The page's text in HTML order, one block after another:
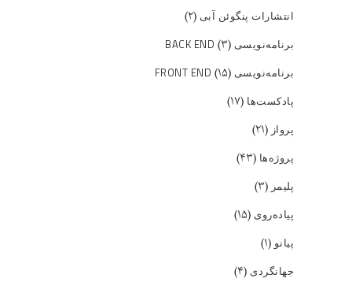
انتشارات پنگوئن آبی (۲)
برنامه‌نویسی BACK END (۳)
برنامه‌نویسی FRONT END (۱۵)
پادکست‌ها (۱۷)
پرواز (۲۱)
پروژه‌ها (۴۳)
پلیمر (۳)
پیاده‌روی (۱۵)
پیانو(۱)
جهانگردی (۴)